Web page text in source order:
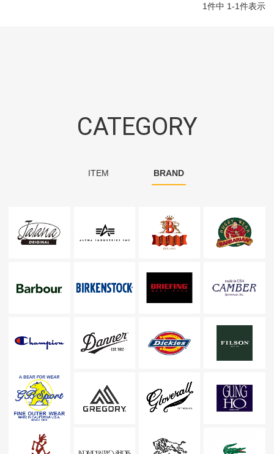
1件中 1-1件表示
CATEGORY
ITEM BRAND